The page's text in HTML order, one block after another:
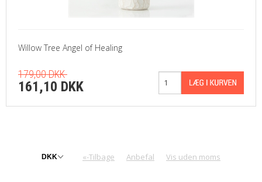
Willow Tree Angel of Healing
179,00 DKK
161,10 DKK
«-Tilbage Anbefal Vis uden moms